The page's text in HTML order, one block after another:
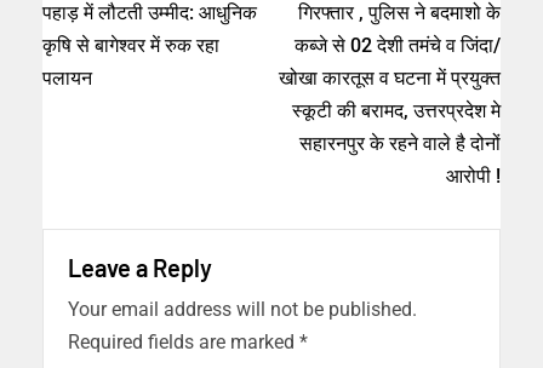
पहाड़ में लौटती उम्मीद: आधुनिक
कृषि से बागेश्वर में रुक रहा
पलायन
गिरफ्तार , पुलिस ने बदमाशो के
कब्जे से 02 देशी तमंचे व जिंदा/
खोखा कारतूस व घटना में प्रयुक्त
स्कूटी की बरामद, उत्तरप्रदेश मे
सहारनपुर के रहने वाले है दोनों
आरोपी !
Leave a Reply
Your email address will not be published.
Required fields are marked *